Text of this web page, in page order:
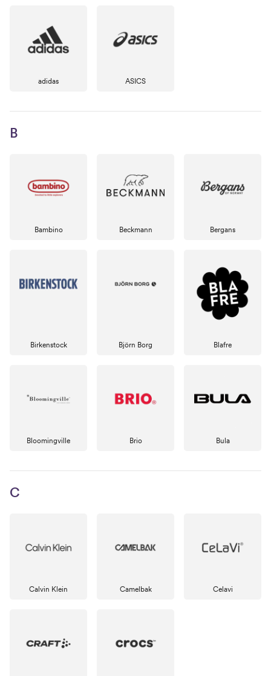
adidas ASICS
B
Bambino Beckmann Bergans
Birkenstock Björn Borg Blafre
Bloomingville Brio Bula
C
Calvin Klein Camelbak Celavi